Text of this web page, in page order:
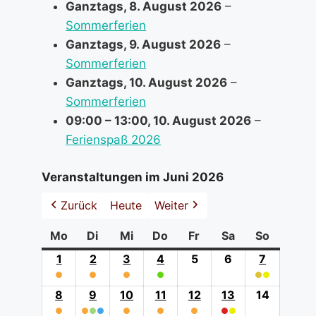
Ganztags,8. August 2026 –
Sommerferien
Ganztags, 9. August 2026 –
Sommerferien
Ganztags,10. August 2026 –
Sommerferien
09:00 – 13:00,10. August 2026 –
Ferienspaß 2026
Veranstaltungen im Juni 2026
Zurück
Heute Weiter
MoMontag
Di Dienstag
MiMittwoch
Do Donnerstag
Fr Freitag
SaSamstag
SoSonntag
1
Juni
2026
●
(1
event
22.
2026
●
(1
event
3
2026
●
(1
event
4
2026
●
(1
event
55.
2026
event
6
Juni
2026
event
7
Juni
2026
●●
(2
8
Juni
●
9
Juni
●●●
10
●
11
●
1212.
Juni
●
13
Juni
●●
1414.